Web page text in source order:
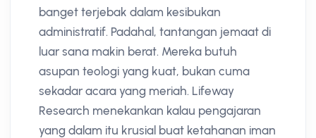
banget terjebak dalam kesibukan
administratif. Padahal, tantangan jemaat di
luar sana makin berat. Mereka butuh
asupan teologi yang kuat, bukan cuma
sekadar acara yang meriah. Lifeway
Research menekankan kalau pengajaran
yang dalam itu krusial buat ketahanan iman